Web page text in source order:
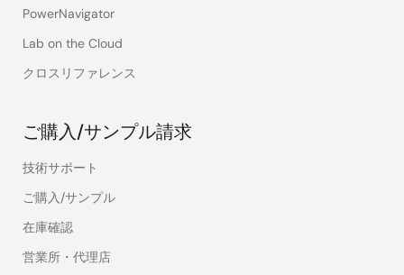
PowerNavigator
Lab on the Cloud
クロスリファレンス
ご購入/サンプル請求
技術サポート
ご購入/サンプル
在庫確認
営業所・代理店